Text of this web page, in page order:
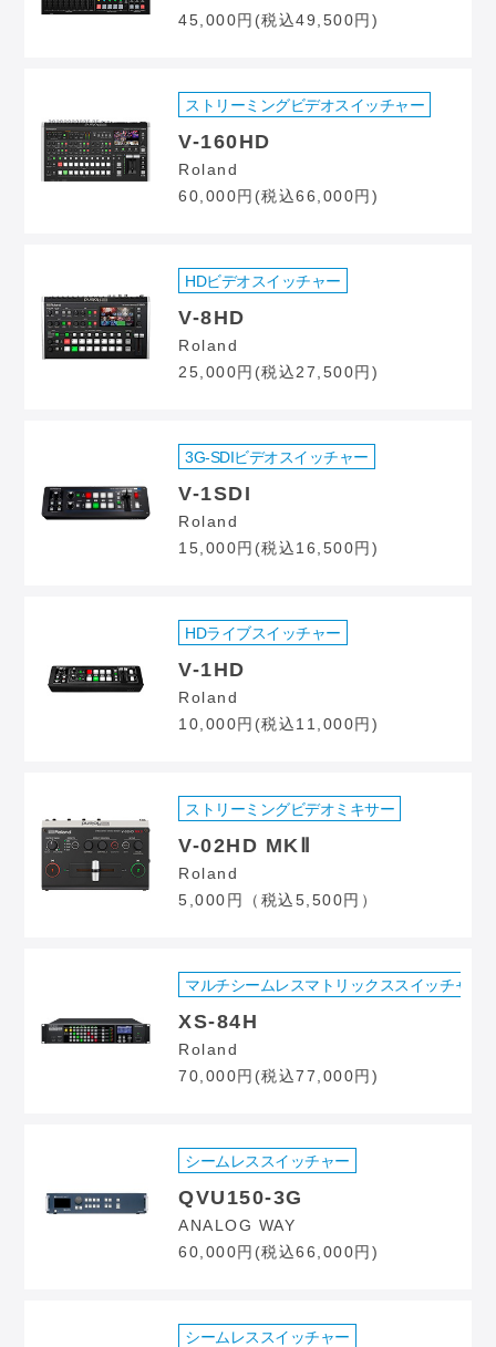
45,000円(税込49,500円)
ストリーミングビデオスイッチャー
V-160HD
Roland
60,000円(税込66,000円)
HDビデオスイッチャー
V-8HD
Roland
25,000円(税込27,500円)
3G-SDIビデオスイッチャー
V-1SDI
Roland
15,000円(税込16,500円)
HDライブスイッチャー
V-1HD
Roland
10,000円(税込11,000円)
ストリーミングビデオミキサー
V-02HD MKⅡ
Roland
5,000円（税込5,500円）
マルチシームレスマトリックススイッチャー
XS-84H
Roland
70,000円(税込77,000円)
シームレススイッチャー
QVU150-3G
ANALOG WAY
60,000円(税込66,000円)
シームレススイッチャー